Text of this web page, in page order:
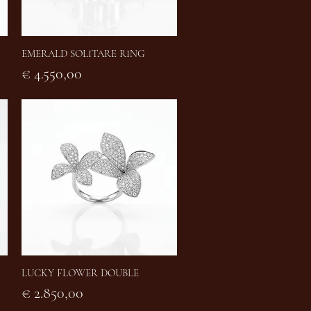
Snel overzicht
EMERALD SOLITARE RING
Prijs
€ 4.550,00
Snel overzicht
LUCKY FLOWER DOUBLE
Prijs
€ 2.850,00